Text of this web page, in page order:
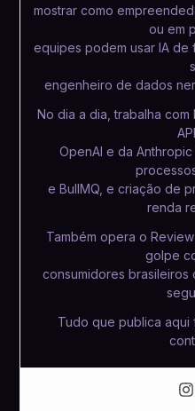
mostrar como
ou em
equipes podem usar IA
engenheiro de dados
No dia a dia, trabalha
OpenAI e da
e BullMQ, e criação de
renda
Também opera o
golpe
consumidores brasileiros
Tudo que publica